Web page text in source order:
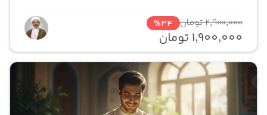
2,900,000 تومان %34
1,900,000 تومان